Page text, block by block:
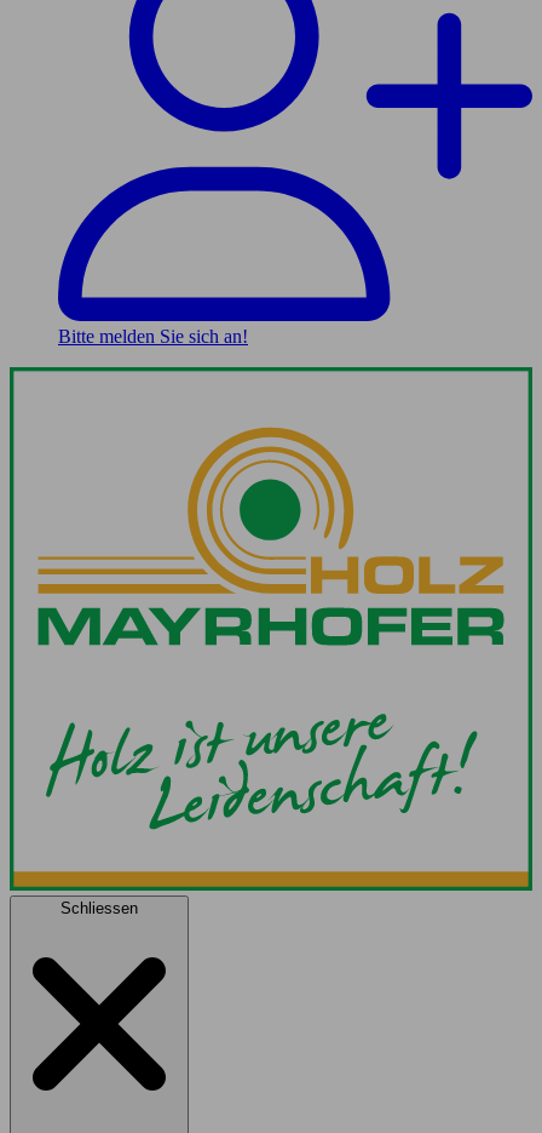
Bitte melden Sie sich an!
Schliessen